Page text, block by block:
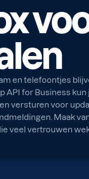
en telefoontjes
API for Business kun
versturen voor
Maak
veel vertrouwen